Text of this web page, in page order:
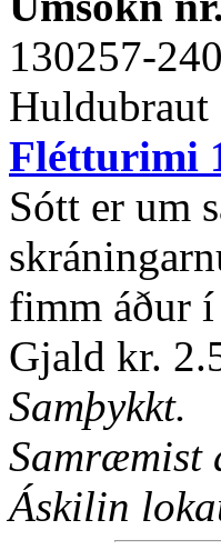
130257-
Flétturimi
Sótt er um
fimm áður
Gjald kr.
Samþykkt.
Samræmist
Áskilin